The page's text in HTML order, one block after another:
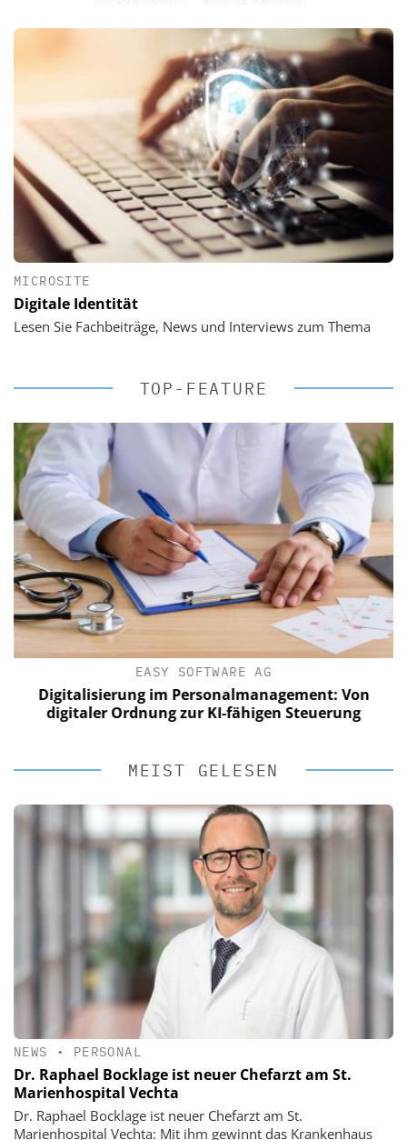
MICROSITE
Digitale Identität
Lesen Sie Fachbeiträge, News und Interviews zum Thema
TOP-FEATURE
EASY SOFTWARE AG
Digitalisierung im Personalmanagement: Von
digitaler Ordnung zur KI-fähigen Steuerung
MEIST GELESEN
NEWS • PERSONAL
Dr. Raphael Bocklage ist neuer Chefarzt am St.
Marienhospital Vechta
Dr. Raphael Bocklage ist neuer Chefarzt am St.
Marienhospital Vechta: Mit ihm gewinnt das Krankenhaus